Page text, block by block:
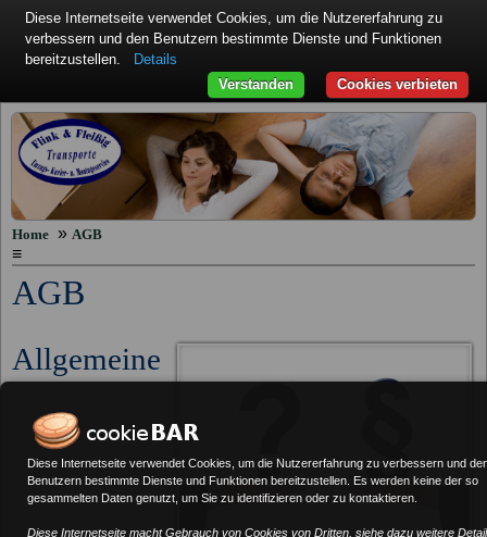
Home » AGB
≡
AGB
Allgemeine
Diese Internetseite verwendet Cookies, um die Nutzererfahrung zu verbessern und
Benutzern bestimmte Dienste und Funktionen bereitzustellen. Es werden keine der so
gesammelten Daten genutzt, um Sie zu identifizieren oder zu kontaktieren.
Diese Internetseite macht Gebrauch von Cookies von Dritten, siehe dazu weitere
Diese Internetseite verwendet Cookies, um die Nutzererfahrung zu
verbessern und den Benutzern bestimmte Dienste und Funktionen
bereitzustellen.
Details
Cookies verbieten
Verstanden